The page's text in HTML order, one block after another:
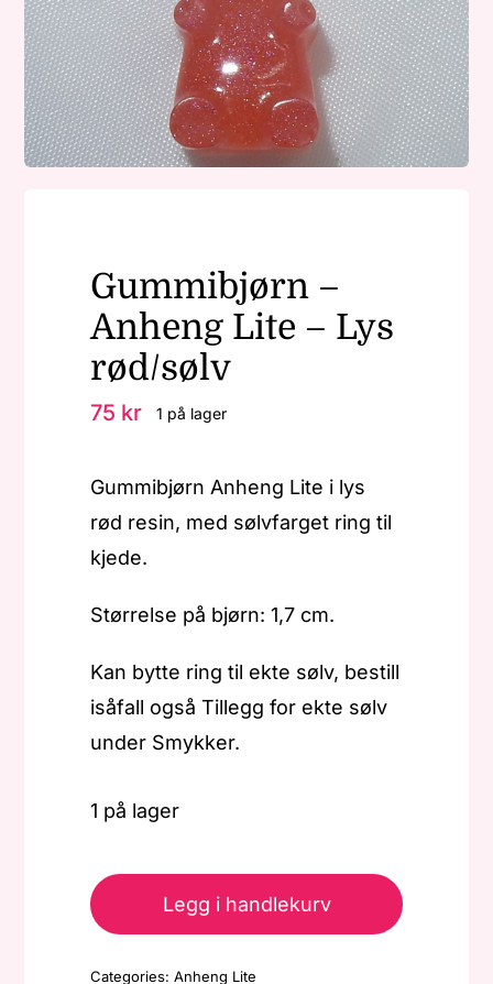
Nøkkelringer
Julepynt
Gummibjørn –
Anheng Lite – Lys
rød/sølv
75 kr 1 på lager
Gummibjørn Anheng Lite i lys
rød resin, med sølvfarget ring til
kjede.
Størrelse på bjørn: 1,7 cm.
Kan bytte ring til ekte sølv, bestill
isåfall også Tillegg for ekte sølv
under Smykker.
1 på lager
-
Legg i handlekurv
Categories:Anheng Lite